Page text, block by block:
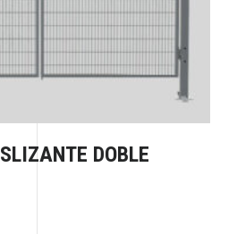
DOBLE